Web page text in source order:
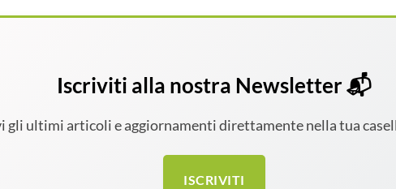
Iscriviti alla nostra Newsletter 📬
gli ultimi articoli e aggiornamenti direttamente nella tua
ISCRIVITI